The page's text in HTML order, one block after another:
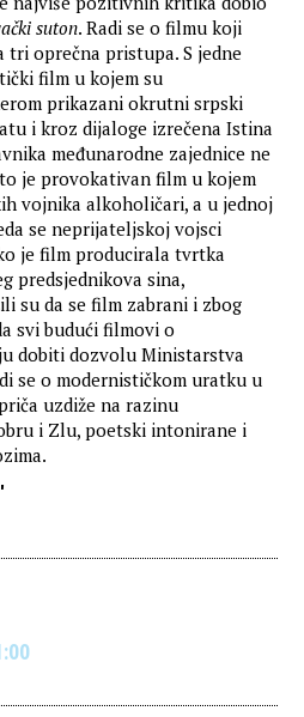
suton. Radi se o filmu koji
tri oprečna pristupa. S jedne
film u kojem su
prikazani okrutni srpski
i kroz dijaloge izrečena Istina
međunarodne zajednice ne
je provokativan film u kojem
vojnika alkoholičari, a u jednoj
se neprijateljskoj vojsci
je film producirala tvrtka
predsjednikova sina,
su da se film zabrani i zbog
svi budući filmovi o
dobiti dozvolu Ministarstva
se o modernističkom uratku u
uzdiže na razinu
i Zlu, poetski intonirane i